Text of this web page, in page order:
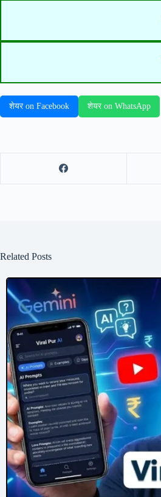
शेयर on Facebook शेयर on WhatsApp
Related Posts